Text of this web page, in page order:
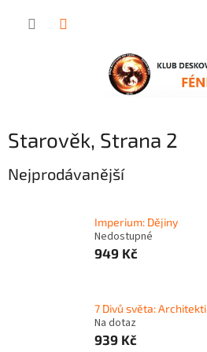
Starověk, Strana 2
Nejprodávanější
Imperium: Dějiny
Nedostupné
949 Kč
7 Divů světa: Architekti
Na dotaz
939 Kč